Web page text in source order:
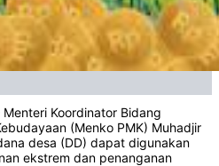
Menteri Koordinator Bidang
(Menko PMK) Muhadjir
desa (DD) dapat digunakan
ekstrem dan penanganan